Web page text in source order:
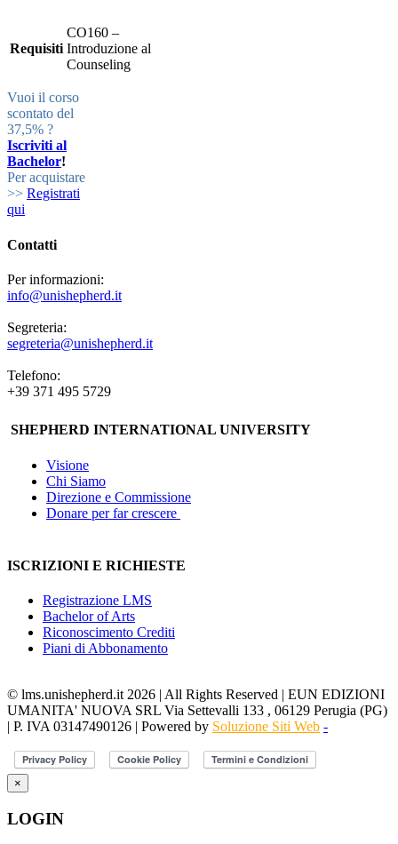
Requisiti
CO160 –
Introduzione al
Counseling
Vuoi il corso
scontato del
37,5% ?
Iscriviti al
Bachelor!
Per acquistare
>> Registrati
qui
Contatti
Per informazioni:
info@unishepherd.it
Segreteria:
segreteria@unishepherd.it
Telefono:
+39 371 495 5729
SHEPHERD INTERNATIONAL UNIVERSITY
Visione
Chi Siamo
Direzione e Commissione
Donare per far crescere
ISCRIZIONI E RICHIESTE
Registrazione LMS
Bachelor of Arts
Riconoscimento Crediti
Piani di Abbonamento
© lms.unishepherd.it 2026 | All Rights Reserved | EUN EDIZIONI
UMANITA' NUOVA SRL Via Settevalli 133 , 06129 Perugia (PG)
| P. IVA 03147490126 | Powered by Soluzione Siti Web -
×
LOGIN